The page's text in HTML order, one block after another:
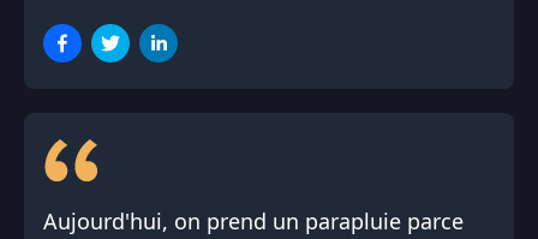
Aujourd'hui, on prend un parapluie parce